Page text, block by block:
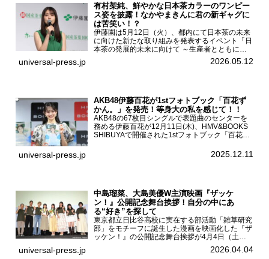
有村架純、鮮やかな日本茶カラーのワンピー
ス姿を披露！なかやまきんに君の新ギャグに
は苦笑い！？
伊藤園は5月12日（火）、都内にて日本茶の未来
に向けた新たな取り組みを発表するイベント「日
本茶の発展的未来に向けて ～生産者とともに。
日本茶を世界へ～」を開催。イベントには伊藤園
のCMキャラクターを務める有村架純、伊藤園よ
universal-press.jp 2026.05.12
AKB48伊藤百花が1stフォトブック「百花ず
かん。」を発売！等身大の私を感じて！！
AKB48の67枚目シングルで表題曲のセンターを
務める伊藤百花が12月11日(木)、HMV&BOOKS
SHIBUYAで開催された1stフォトブック「百花ず
した。AKB48伊藤百花1stフォトブッ...
universal-press.jp 2025.12.11
中島瑠菜、大島美優W主演映画『ザッケ
ン！』公開記念舞台挨拶！自分の中にあ
る“好き”を探して
東京都立日比谷高校に実在する部活動「雑草研究
部」をモチーフに誕生した漫画を映画化した『ザ
ッケン！』の公開記念舞台挨拶が4月4日（土）
ユナイテッドシネマお台場で開催され、出演者の
中島瑠菜、大島美優、八神遼介（ICEx）、阿佐
universal-press.jp 2026.04.04